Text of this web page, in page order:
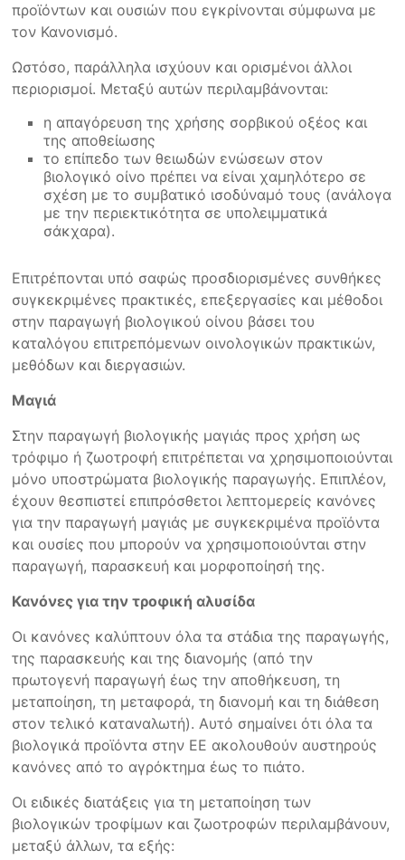
προϊόντων και ουσιών που εγκρίνονται σύμφωνα με
τον Κανονισμό.
Ωστόσο, παράλληλα ισχύουν και ορισμένοι άλλοι
περιορισμοί. Μεταξύ αυτών περιλαμβάνονται:
η απαγόρευση της χρήσης σορβικού οξέος και
της αποθείωσης
το επίπεδο των θειωδών ενώσεων στον
βιολογικό οίνο πρέπει να είναι χαμηλότερο σε
σχέση με το συμβατικό ισοδύναμό τους (ανάλογα
με την περιεκτικότητα σε υπολειμματικά
σάκχαρα).
Επιτρέπονται υπό σαφώς προσδιορισμένες συνθήκες
συγκεκριμένες πρακτικές, επεξεργασίες και μέθοδοι
στην παραγωγή βιολογικού οίνου βάσει του
καταλόγου επιτρεπόμενων οινολογικών πρακτικών,
μεθόδων και διεργασιών.
Μαγιά
Στην παραγωγή βιολογικής μαγιάς προς χρήση ως
τρόφιμο ή ζωοτροφή επιτρέπεται να χρησιμοποιούνται
μόνο υποστρώματα βιολογικής παραγωγής. Επιπλέον,
έχουν θεσπιστεί επιπρόσθετοι λεπτομερείς κανόνες
για την παραγωγή μαγιάς με συγκεκριμένα προϊόντα
και ουσίες που μπορούν να χρησιμοποιούνται στην
παραγωγή, παρασκευή και μορφοποίησή της.
Κανόνες για την τροφική αλυσίδα
Οι κανόνες καλύπτουν όλα τα στάδια της παραγωγής,
της παρασκευής και της διανομής (από την
πρωτογενή παραγωγή έως την αποθήκευση, τη
μεταποίηση, τη μεταφορά, τη διανομή και τη διάθεση
στον τελικό καταναλωτή). Αυτό σημαίνει ότι όλα τα
βιολογικά προϊόντα στην ΕΕ ακολουθούν αυστηρούς
κανόνες από το αγρόκτημα έως το πιάτο.
Οι ειδικές διατάξεις για τη μεταποίηση των
βιολογικών τροφίμων και ζωοτροφών περιλαμβάνουν,
μεταξύ άλλων, τα εξής: